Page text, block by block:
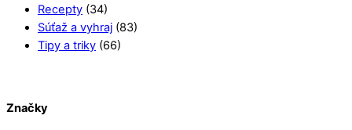
Recepty (34)
Súťaž a vyhraj (83)
Tipy a triky (66)
Značky